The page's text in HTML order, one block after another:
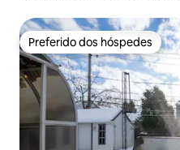
Preferido dos hóspedes
Preferido dos hóspedes